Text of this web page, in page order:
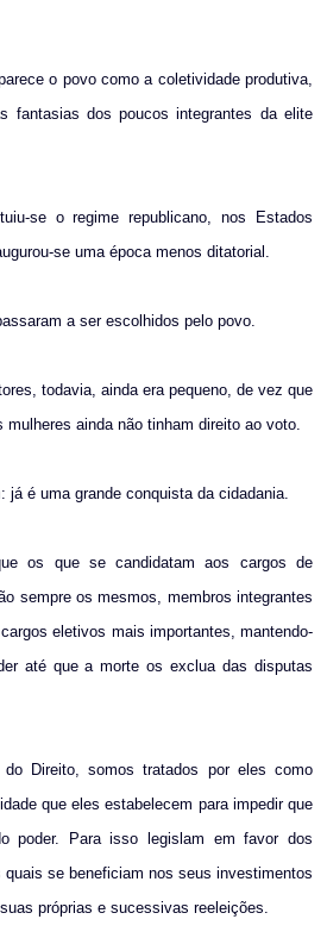
o povo como a coletividade produtiva,
fantasias dos poucos integrantes da elite
se o regime republicano, nos Estados
se uma época menos ditatorial.
a ser escolhidos pelo povo.
todavia, ainda era pequeno, de vez que
ainda não tinham direito ao voto.
já é uma grande conquista da cidadania.
os que se candidatam aos cargos de
sempre os mesmos, membros integrantes
eletivos mais importantes, mantendo-
até que a morte os exclua das disputas
do Direito, somos tratados por eles como
que eles estabelecem para impedir que
poder. Para isso legislam em favor dos
se beneficiam nos seus investimentos
próprias e sucessivas reeleições.